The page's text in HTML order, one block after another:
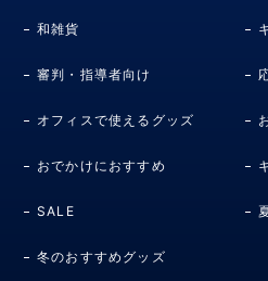
和雑貨
審判・指導者向け
オフィスで使えるグッズ
おでかけにおすすめ
SALE
冬のおすすめグッズ